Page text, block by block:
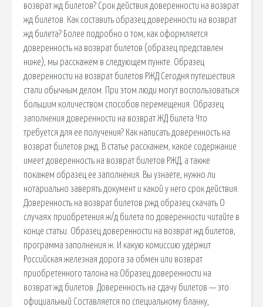
возврат жд билетов? Срок действия доверенности на возврат
жд билетов. Как составить образец доверенности на возврат
жд билета? Более подробно о том, как оформляется
доверенность на возврат билетов (образец представлен
ниже), мы расскажем в следующем пункте. Образец
доверенности на возврат билетов РЖД Сегодня путешествия
стали обычным делом. При этом люди могут воспользоваться
большим количеством способов перемещения. Образец
заполнения доверенности на возврат ЖД билета Что
требуется для ее получения? Как написать доверенность на
возврат билетов ржд. В статье расскажем, какое содержание
имеет доверенность на возврат билетов РЖД, а также
покажем образец ее заполнения. Вы узнаете, нужно ли
нотариально заверять документ и какой у него срок действия.
Доверенность на возврат билетов ржд образец скачать О
случаях приобретения ж/д билета по доверенности читайте в
конце статьи. Образец доверенности на возврат жд билетов,
программа заполнения ж. И какую комиссию удержит
Российская железная дорога за обмен или возврат
приобретенного талона на.Образец доверенности на
возврат жд билетов. Доверенность на сдачу билетов — это
официальный Составляется по специальному бланку,